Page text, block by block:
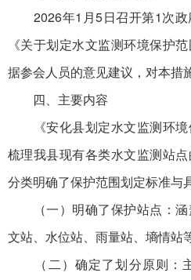
2026年1月5日召开第1次政
《关于划定水文监测环境保护
据参会人员的意见建议，对本措
四、主要内容
《安化县划定水文监测环境
梳理我县现有各类水文监测站
分类明确了保护范围划定标准与
（一）明确了保护站点：涵
文站、水位站、雨量站、墒情站
（二）确定了划分原则：